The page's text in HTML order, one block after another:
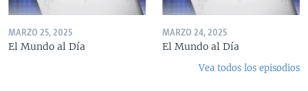
MARZO 25, 2025
El Mundo al Día
MARZO 24, 2025
El Mundo al Día
Vea todos los episodios